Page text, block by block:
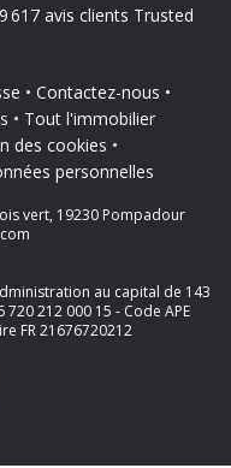
avis clients Trusted
Contactez-nous
Tout l'immobilier
des cookies
personnelles
vert, 19230 Pompadour
au capital de 143
720 212 000 15 - Code APE
FR 21676720212